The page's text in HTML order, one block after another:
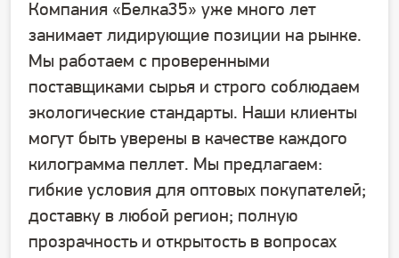
Компания «Белка35» уже много лет
занимает лидирующие позиции на рынке.
Мы работаем с проверенными
поставщиками сырья и строго соблюдаем
экологические стандарты. Наши клиенты
могут быть уверены в качестве каждого
килограмма пеллет. Мы предлагаем:
гибкие условия для оптовых покупателей;
доставку в любой регион; полную
прозрачность и открытость в вопросах